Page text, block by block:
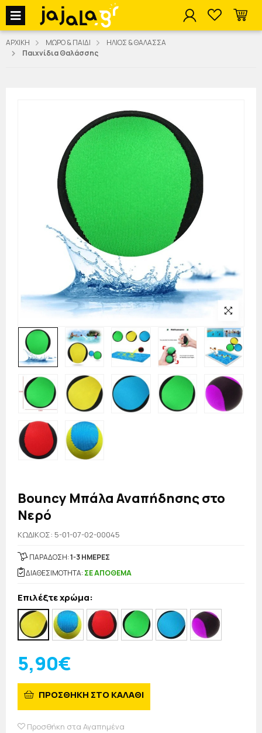
jajala Menu
ΑΡΧΙΚΗ ΜΩΡΟ & ΠΑΙΔΙ
ΗΛΙΟΣ & ΘΑΛΑΣΣΑ
Παιχνίδια Θαλάσσης
Bouncy Μπάλα Αναπήδησης στο
Νερό
KΩΔΙΚΟΣ: 5-01-07-02-00045
ΠΑΡΑΔΟΣΗ:1-3 ΗΜΕΡΕΣ
ΔΙΑΘΕΣΙΜΟΤΗΤΑ: ΣΕ ΑΠΟΘΕΜΑ
Επιλέξτε χρώμα:
5,90€
ΠΡΟΣΘΗΚΗ ΣΤΟ ΚΑΛΑΘΙ
Προσθήκη στα Αγαπημένα